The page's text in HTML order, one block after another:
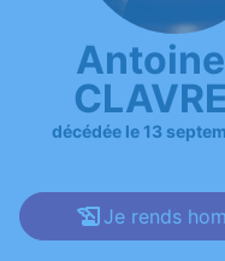
décédée le 13
Je rends